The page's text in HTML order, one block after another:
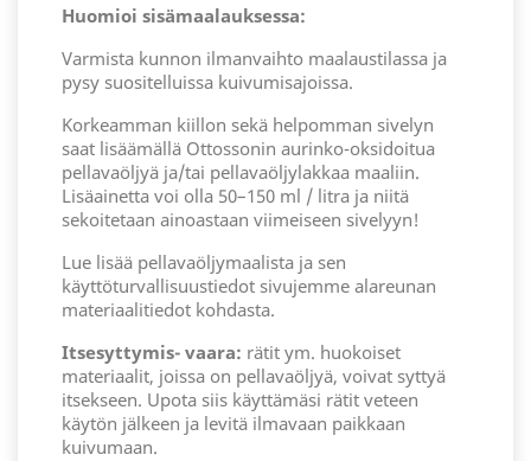
Huomioi sisämaalauksessa:
Varmista kunnon ilmanvaihto maalaustilassa ja
pysy suositelluissa kuivumisajoissa.
Korkeamman kiillon sekä helpomman sivelyn
saat lisäämällä Ottossonin aurinko-oksidoitua
pellavaöljyä ja/tai pellavaöljylakkaa maaliin.
Lisäainetta voi olla 50–150 ml / litra ja niitä
sekoitetaan ainoastaan viimeiseen sivelyyn!
Lue lisää pellavaöljymaalista ja sen
käyttöturvallisuustiedot sivujemme alareunan
materiaalitiedot kohdasta.
Itsesyttymis- vaara: rätit ym. huokoiset
materiaalit, joissa on pellavaöljyä, voivat syttyä
itsekseen. Upota siis käyttämäsi rätit veteen
käytön jälkeen ja levitä ilmavaan paikkaan
kuivumaan.